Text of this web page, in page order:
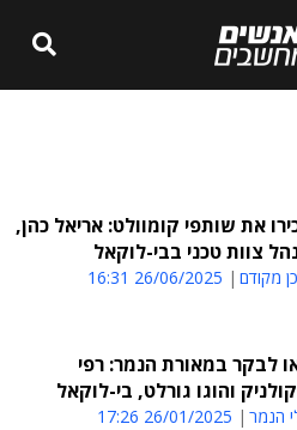
את שותפי קומוולט: אריאל כהן,
צוות טכני בבי-לוקאל
מקודם 26/06/2025 16:31
לבקר במאורת הנמר: רפי
והוגו גורלט, בי-לוקאל
הנמר 26/01/2025 17:26